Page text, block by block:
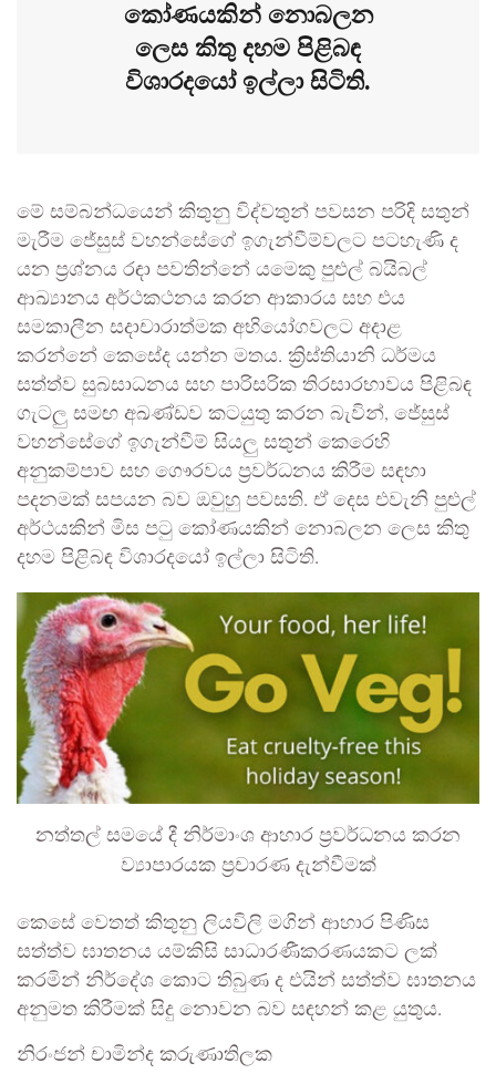
කෝණයකින් නොබලන
ලෙස කිතු දහම පිළිබඳ
විශාරදයෝ ඉල්ලා සිටිති.
මේ සම්බන්ධයෙන් කිතුනු විද්වතුන් පවසන පරිදි සතුන්
මැරීම ජේසුස් වහන්සේගේ ඉගැන්වීම්වලට පටහැණි ද
යන ප්‍රශ්නය රඳා පවතින්නේ යමෙකු පුළුල් බයිබල්
ආඛ්‍යානය අර්ථකථනය කරන ආකාරය සහ එය
සමකාලීන සදාචාරාත්මක අභියෝගවලට අදාළ
කරන්නේ කෙසේද යන්න මතය. ක්‍රිස්තියානි ධර්මය
සත්ත්ව සුබසාධනය සහ පාරිසරික තිරසාරභාවය පිළිබඳ
ගැටලු සමඟ අඛණ්ඩව කටයුතු කරන බැවින්, ජේසුස්
වහන්සේගේ ඉගැන්වීම් සියලු‍ සතුන් කෙරෙහි
අනුකම්පාව සහ ගෞරවය ප්‍රවර්ධනය කිරීම සඳහා
පදනමක් සපයන බව ඔවුහු පවසති. ඒ දෙස එවැනි පුළුල්
අර්ථයකින් මිස පටු කෝණයකින් නොබලන ලෙස කිතු
දහම පිළිබඳ විශාරදයෝ ඉල්ලා සිටිති.
නත්තල් සමයේ දී නිර්මාංශ ආහාර ප්‍රවර්ධනය කරන
ව්‍යාපාරයක ප්‍රචාරණ දැන්වීමක්
කෙසේ වෙතත් කිතුනු ලියවිලි මගින් ආහාර පිණිස
සත්ත්ව ඝාතනය යම්කිසි සාධාරණීකරණයකට ලක්
කරමින් නිර්දේශ කොට තිබුණ ද එයින් සත්ත්ව ඝාතනය
අනුමත කිරීමක් සිදු නොවන බව සඳහන් කළ යුතුය.
නිරංජන් චාමින්ද කරුණාතිලක